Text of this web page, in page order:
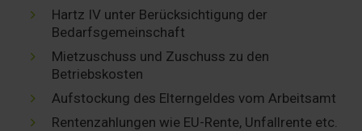
Hartz IV unter Berücksichtigung der
Bedarfsgemeinschaft
Mietzuschuss und Zuschuss zu den
Betriebskosten
Aufstockung des Elterngeldes vom Arbeitsamt
Rentenzahlungen wie EU-Rente, Unfallrente etc.